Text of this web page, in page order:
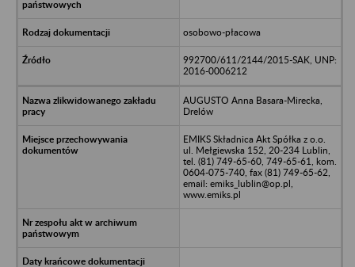
osobowo-płacowa
992700/611/2144/2015-SAK, UNP:
2016-0006212
AUGUSTO Anna Basara-Mirecka,
Drelów
EMIKS Składnica Akt Spółka z o.o.
ul. Mełgiewska 152, 20-234 Lublin,
tel. (81) 749-65-60, 749-65-61, kom.
0604-075-740, fax (81) 749-65-62,
email: emiks_lublin@op.pl,
www.emiks.pl